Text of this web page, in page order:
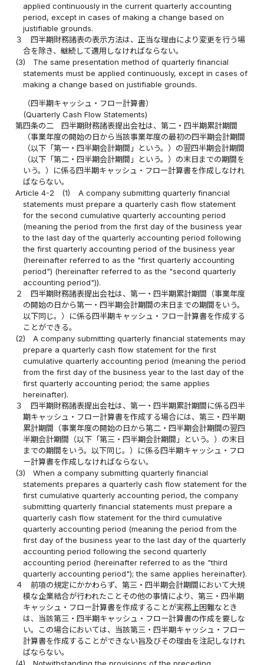
applied continuously in the current quarterly accounting
period, except in cases of making a change based on
justifiable grounds.
３
四半期財務諸表の表示方法は、正当な理由により変更を行う場
合を除き、継続して適用しなければならない。
(3)
The same presentation method of quarterly financial
statements must be applied continuously, except in cases of
making a change based on justifiable grounds.
（四半期キャッシュ・フロー計算書）
(Quarterly Cash Flow Statements)
第四条の二
四半期財務諸表提出会社は、第二・四半期累計期間
（事業年度の開始の日から当該事業年度の最初の四半期会計期間
（以下「第一・四半期会計期間」という。）の翌四半期会計期間
（以下「第二・四半期会計期間」という。）の末日までの期間を
いう。）に係る四半期キャッシュ・フロー計算書を作成しなけれ
ばならない。
Article 4-2
(1)
A company submitting quarterly financial
statements must prepare a quarterly cash flow statement
for the second cumulative quarterly accounting period
(meaning the period from the first day of the business year
to the last day of the quarterly accounting period following
the first quarterly accounting period of the business year
(hereinafter referred to as the "first quarterly accounting
period") (hereinafter referred to as the "second quarterly
accounting period")).
２
四半期財務諸表提出会社は、第一・四半期累計期間（事業年度
の開始の日から第一・四半期会計期間の末日までの期間をいう。
以下同じ。）に係る四半期キャッシュ・フロー計算書を作成する
ことができる。
(2)
A company submitting quarterly financial statements may
prepare a quarterly cash flow statement for the first
cumulative quarterly accounting period (meaning the period
from the first day of the business year to the last day of the
first quarterly accounting period; the same applies
hereinafter).
３
四半期財務諸表提出会社は、第一・四半期累計期間に係る四半
期キャッシュ・フロー計算書を作成する場合には、第三・四半期
累計期間（事業年度の開始の日から第二・四半期会計期間の翌四
半期会計期間（以下「第三・四半期会計期間」という。）の末日
までの期間をいう。以下同じ。）に係る四半期キャッシュ・フロ
ー計算書を作成しなければならない。
(3)
When a company submitting quarterly financial
statements prepares a quarterly cash flow statement for the
first cumulative quarterly accounting period, the company
submitting quarterly financial statements must prepare a
quarterly cash flow statement for the third cumulative
quarterly accounting period (meaning the period from the
first day of the business year to the last day of the quarterly
accounting period following the second quarterly
accounting period (hereinafter referred to as the "third
quarterly accounting period"); the same applies hereinafter).
４
前項の規定にかかわらず、第三・四半期会計期間において大規
模な企業結合が行われたことその他の事情により、第三・四半期
キャッシュ・フロー計算書を作成することが実務上困難なとき
は、当該第三・四半期キャッシュ・フロー計算書の作成を要しな
い。この場合においては、当該第三・四半期キャッシュ・フロー
計算書を作成することができない旨及びその理由を注記しなけれ
ばならない。